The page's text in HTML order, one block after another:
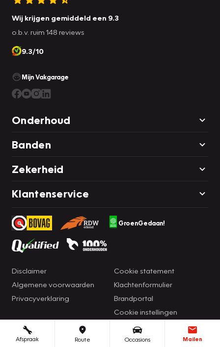
Afspraak Route Occasions Mailen
Wij krijgen gemiddeld een 9.3
o.b.v. ruim 148 reviews
9.3/10
Mijn Vakgarage
Onderhoud
Banden
Zekerheid
Klantenservice
GroenGedaan!
Disclaimer
Algemene voorwaarden
Privacyverklaring
Cookie statement
Klachtenformulier
Brandportal
Cookie instellingen